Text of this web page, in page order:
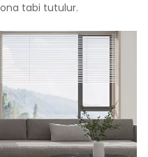
tabi tutulur.